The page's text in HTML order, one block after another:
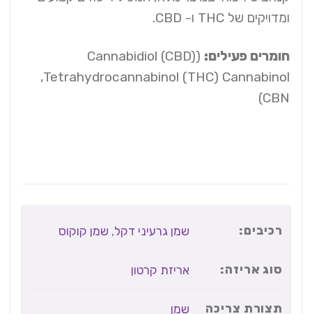
ומדויקים של THC ו- CBD.
חומרים פעילים: (Cannabidiol (CBD)
,Tetrahydrocannabinol (THC) Cannabinol
(CBN
רכיבים: שמן גרעיני דקל,שמן קוקוס
סוג אריזה: אריזת קרטון
תצורת צריכה שמן